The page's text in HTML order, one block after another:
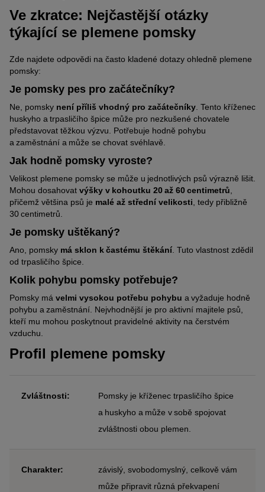
Ve zkratce: Nejčastější otázky
týkající se plemene pomsky
Zde najdete odpovědi na často kladené dotazy ohledně plemene
pomsky:
Je pomsky pes pro začátečníky?
Ne, pomsky není příliš vhodný pro začátečníky. Tento kříženec
huskyho a trpasličího špice může pro nezkušené chovatele
představovat těžkou výzvu. Potřebuje hodně pohybu
a zaměstnání a může se chovat svéhlavě.
Jak hodně pomsky vyroste?
Velikost plemene pomsky se může u jednotlivých psů výrazně lišit.
Mohou dosahovat výšky v kohoutku 20 až 60 centimetrů,
přičemž většina psů je malé až střední velikosti, tedy přibližně
30 centimetrů.
Je pomsky uštěkaný?
Ano, pomsky má sklon k častému štěkání. Tuto vlastnost zdědil
od trpasličího špice.
Kolik pohybu pomsky potřebuje?
Pomsky má velmi vysokou potřebu pohybu a vyžaduje hodně
pohybu a zaměstnání. Nejvhodnější je pro aktivní majitele psů,
kteří mu mohou poskytnout pravidelné aktivity na čerstvém
vzduchu.
Profil plemene pomsky
Zvláštnosti:
Pomsky je kříženec trpasličího špice
a huskyho a může v sobě spojovat
zvláštnosti obou plemen.
Charakter:
závislý, svobodomyslný, celkově vám
může připravit různá překvapení